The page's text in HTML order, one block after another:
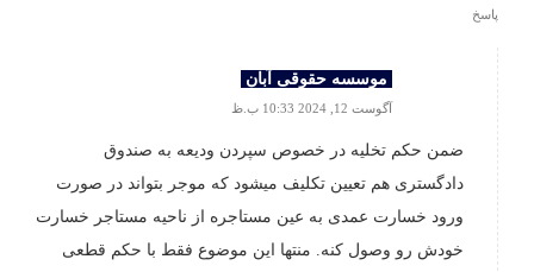
پاسخ
موسسه حقوقی آبان
آگوست 12, 2024 10:33 ب.ظ
ضمن حکم تخلیه در خصوص سپردن ودیعه به صندوق
دادگستری هم تعیین تکلیف میشود که موجر بتواند در صورت
ورود خسارت عمدی به عین مستاجره از ناحیه مستاجر خسارت
خودش رو وصول کنه. منتها این موضوع فقط با حکم قطعی